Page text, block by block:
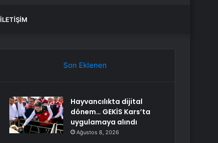
İLETIŞIM
Son Eklenen
Hayvancılıkta dijital
dönem… GEKİS Kars’ta
uygulamaya alındı
Ağustos 8, 2026